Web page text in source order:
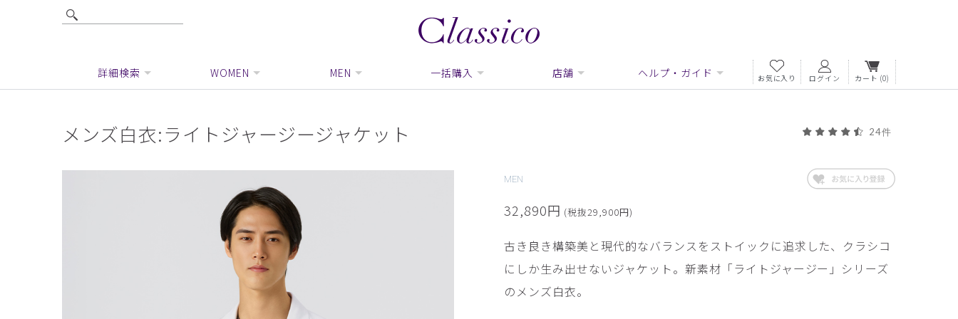
詳細検索 WOMEN MEN 一括購入 店舗 ヘルプ・ガイド お気に入り ログイン カート (0)
メンズ白衣:ライトジャージージャケット 24件
MEN
32,890円 (税抜29,900円)
古き良き構築美と現代的なバランスをストイックに追求した、クラシコ
にしか生み出せないジャケット。新素材「ライトジャージー」シリーズ
のメンズ白衣。